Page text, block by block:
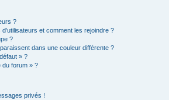
?
et comment les rejoindre ?
?
dans une couleur différente ?
» ?
du forum » ?
privés !